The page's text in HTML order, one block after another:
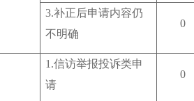
3.补正后申请内容仍
不明确
0
1.信访举报投诉类申
请
0